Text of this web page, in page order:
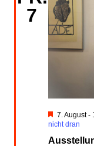
7
7. August -
nicht dran